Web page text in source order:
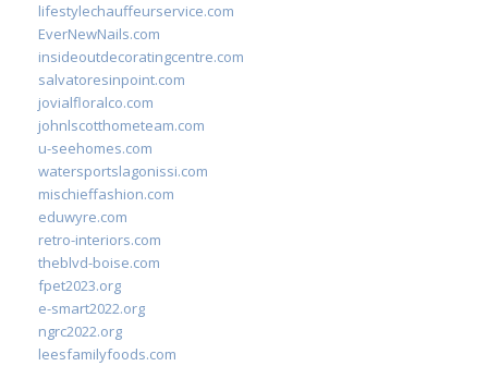
lifestylechauffeurservice.com
EverNewNails.com
insideoutdecoratingcentre.com
salvatoresinpoint.com
jovialfloralco.com
johnlscotthometeam.com
u-seehomes.com
watersportslagonissi.com
mischieffashion.com
eduwyre.com
retro-interiors.com
theblvd-boise.com
fpet2023.org
e-smart2022.org
ngrc2022.org
leesfamilyfoods.com